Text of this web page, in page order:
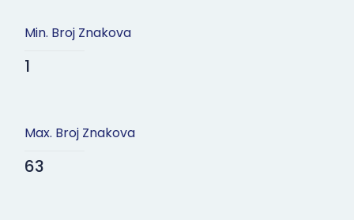
Min. Broj Znakova
1
Max. Broj Znakova
63